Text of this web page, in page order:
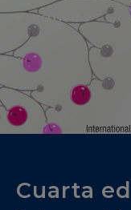
NOTICIAS
Cuarta